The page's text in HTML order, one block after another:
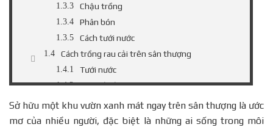
Chậu trồng
Phân bón
Cách tưới nước
Cách trồng rau cải trên sân thượng
Tưới nước
Loại bỏ cỏ dại
Bảo vệ cây rau cải khỏi sâu bệnh
Cung cấp dinh dưỡng cho cây
Sở hữu một khu vườn xanh mát ngay trên sân thượng là ước
mơ của nhiều người, đặc biệt là những ai sống trong môi